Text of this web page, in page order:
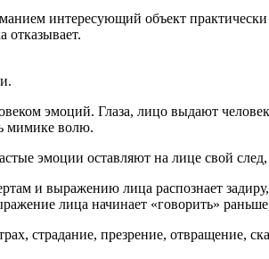
интересующий объект
отказывает.
эмоций. Глаза, лицо выдают
мимике волю.
эмоции оставляют на лице свой
и выражению лица распознает
лица начинает «говорить»
страдание, презрение, отвращение,